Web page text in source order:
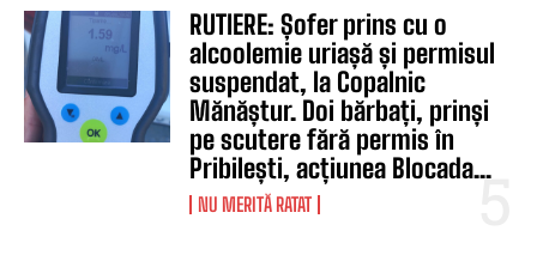
RUTIERE: Șofer prins cu o
alcoolemie uriașă și permisul
suspendat, la Copalnic
Mănăștur. Doi bărbați, prinși
pe scutere fără permis în
Pribilești, acțiunea Blocada...
NU MERITĂ RATAT